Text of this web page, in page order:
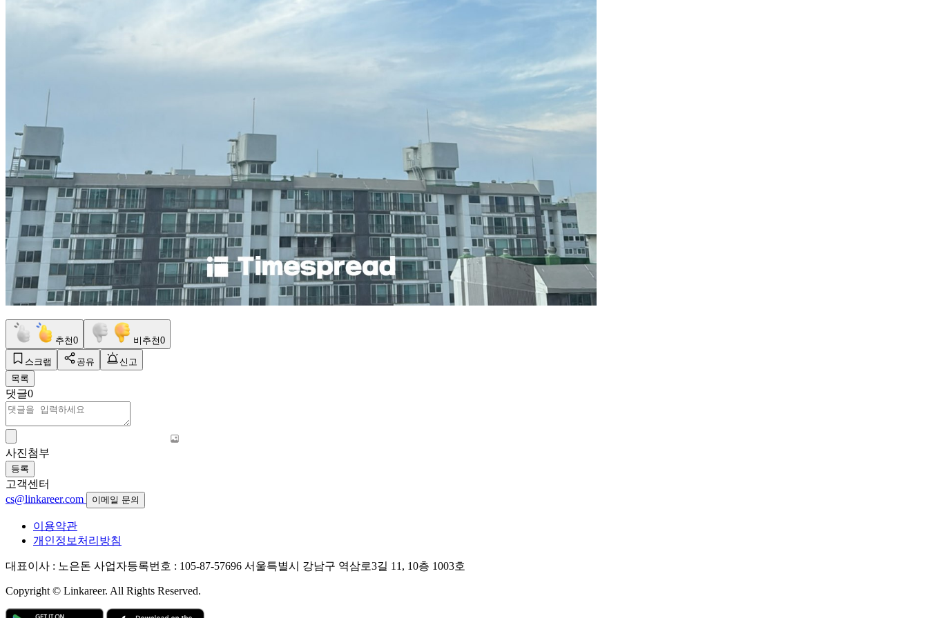
추천0 비추천0
스크랩 공유
신고
목록
댓글0
사진첨부
등록
고객센터
cs@linkareer.com
이메일 문의
이용약관
개인정보처리방침
대표이사 : 노은돈 사업자등록번호 : 105-87-57696 서울특별시 강남구 역삼로3길 11, 10층 1003호
Copyright © Linkareer. All Rights Reserved.